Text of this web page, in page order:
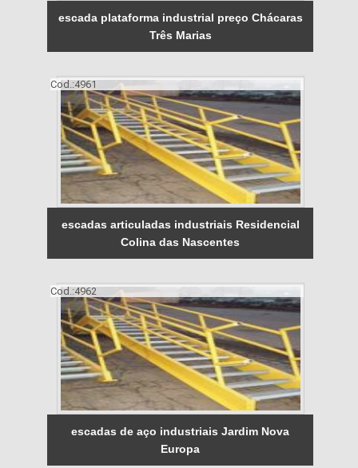
escada plataforma industrial preço Chácaras
Três Marias
Cod.:4961
escadas articuladas industriais Residencial
Colina das Nascentes
Cod.:4962
escadas de aço industriais Jardim Nova
Europa